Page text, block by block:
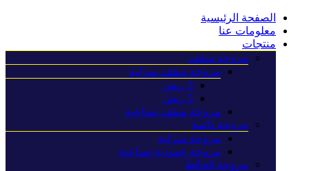
الصفحة الرئيسية
معلومات عنا
منتجات
مروحة سقف
مروحة سقف منزلية
3 ريش
5 ريش
مروحة سقف صناعية
مروحة دائمة
مروحة منزلية
مروحة عمودية صناعية
مروحة الحائط